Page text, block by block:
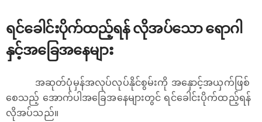
ရင်ခေါင်းပိုက်ထည့်ရန် လိုအပ်သော ရောဂါ
နှင့်အခြေအနေများ
အဆုတ်ပုံမှန်အလုပ်လုပ်နိုင်စွမ်းကို အနှောင့်အယှက်ဖြစ်
စေသည့် အောက်ပါအခြေအနေများတွင် ရင်ခေါင်းပိုက်ထည့်ရန်
လိုအပ်သည်။